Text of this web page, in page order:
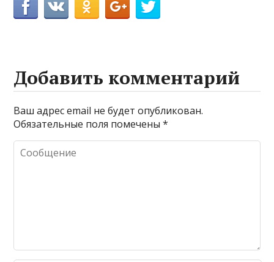
Добавить комментарий
Ваш адрес email не будет опубликован.
Обязательные поля помечены*